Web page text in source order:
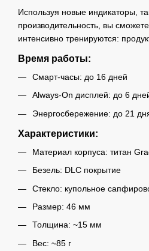
Используя новые индикаторы,
производительность, вы
интенсивно тренируются:
Время работы:
Смарт-часы: до 16 дней
Always-On дисплей: до 6
Энергосбережение: до 21
Характеристики:
Материал корпуса: титан
Безель: DLC покрытие
Стекло: купольное
Размер: 46 мм
Толщина: ~15 мм
Вес: ~85 г